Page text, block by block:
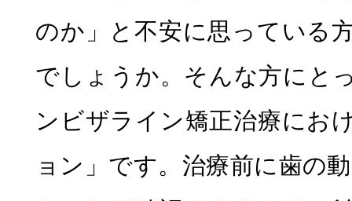
のか」と不安に思っている
でしょうか。そんな方にと
ンビザライン矯正治療にお
ョン」です。治療前に歯の